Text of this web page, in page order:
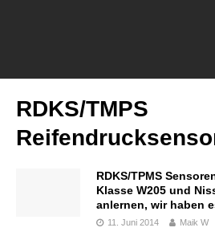
RDKS/TMPS
RDKS/TPMS
Klasse W205 und
anlernen, wir haben
11. Juni 2014 Maik W